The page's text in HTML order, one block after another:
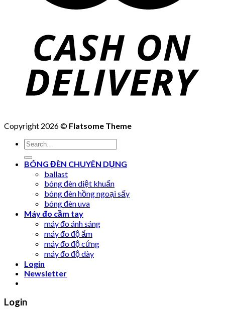
Copyright 2026 © Flatsome Theme
Search
for:
BÓNG ĐÈN CHUYÊN DỤNG
ballast
bóng đèn diệt khuẩn
bóng đèn hồng ngoại sấy
bóng đèn uva
Máy đo cầm tay
máy đo ánh sáng
máy đo độ ẩm
máy đo độ cứng
máy đo độ dày
Login
Newsletter
Login